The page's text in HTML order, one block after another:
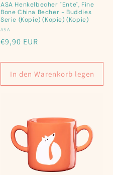
ASA Henkelbecher "Ente", Fine
Bone China Becher - Buddies
Serie (Kopie) (Kopie) (Kopie)
Anbieter:
ASA
Normaler
€9,90 EUR
In den Warenkorb legen